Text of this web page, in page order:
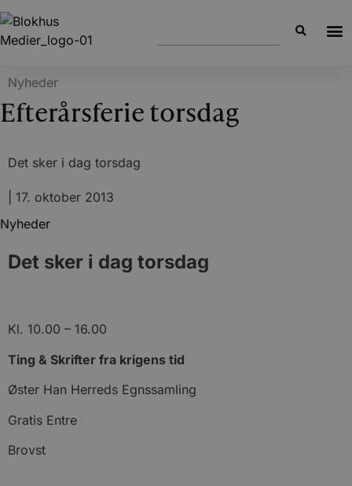
Nyheder
Efterårsferie torsdag
Det sker i dag torsdag
17. oktober 2013
Nyheder
Det sker i dag torsdag
Kl. 10.00 – 16.00
Ting & Skrifter fra krigens tid
Øster Han Herreds Egnssamling
Gratis Entre
Brovst